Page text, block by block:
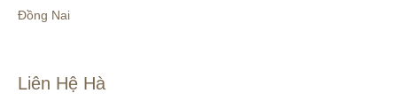
Đồng Nai
Liên Hệ Hà